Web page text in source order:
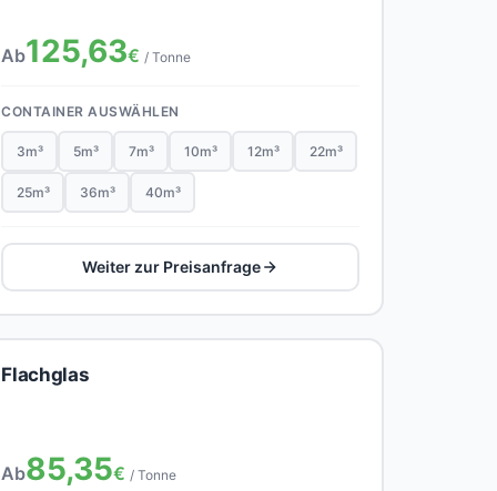
Ab125,63€ / Tonne
CONTAINER AUSWÄHLEN
3m³ 5m³ 7m³ 10m³ 12m³ 22m³
25m³ 36m³ 40m³
Weiter zur Preisanfrage
Flachglas
Ab85,35€ / Tonne